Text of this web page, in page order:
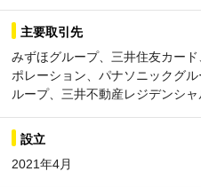
主要取引先
みずほグループ、三井住友カー
ポレーション、パナソニックグ
ループ、三井不動産レジデンシ
設立
2021年4月